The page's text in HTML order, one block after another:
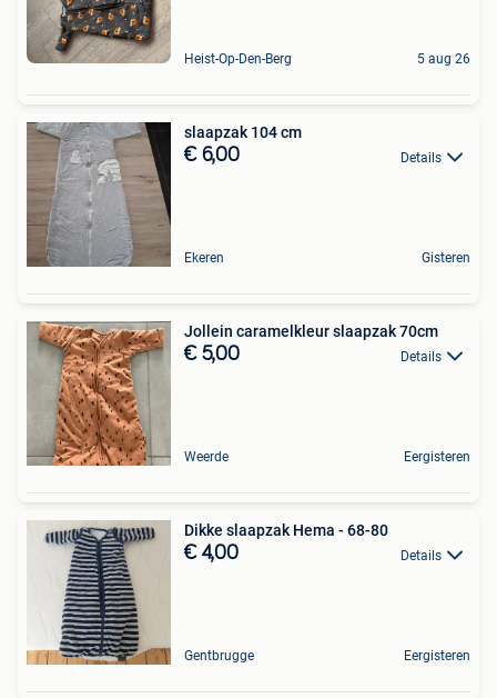
Heist-Op-Den-Berg 5 aug 26
slaapzak 104 cm
€ 6,00 Details
Ekeren Gisteren
Jollein caramelkleur slaapzak 70cm
€ 5,00 Details
Weerde Eergisteren
Dikke slaapzak Hema - 68-80
€ 4,00 Details
Gentbrugge Eergisteren